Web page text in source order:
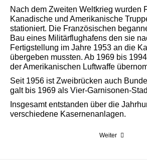
Nach dem Zweiten Weltkrieg wurden
Kanadische und Amerikanische
stationiert. Die Französischen
Bau eines Militärflughafens den sie
Fertigstellung im Jahre 1953 an die
übergeben mussten. Ab 1969 bis
der Amerikanischen Luftwaffe
Seit 1956 ist Zweibrücken auch
galt bis 1969 als Vier-Garnisonen-
Insgesamt entstanden über die
verschiedene Kasernenanlagen.
Weiter